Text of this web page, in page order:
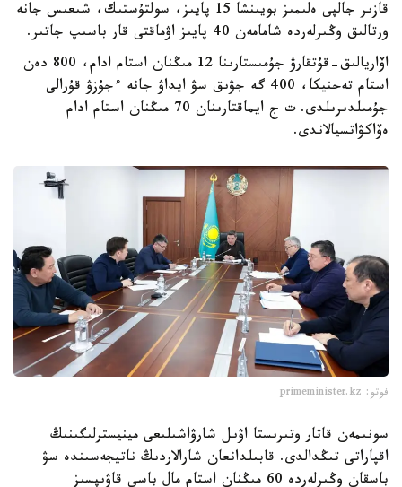
قازىر جالپى ەلىمىز بويىنشا 15 پايىز، سولتۇستىك، شىعىس جانە
ورتالىق وڭىرلەردە شامامەن 40 پايىز اۋماقتى قار باسىپ جاتىر.
اۆاريالىق-قۇتقارۋ جۇمىستارىنا 12 مىڭنان استام ادام، 800 دەن
استام تەحنيكا، 400 گە جۋىق سۋ ايداۋ جانە ءجۇزۋ قۇرالى
جۇمىلدىرىلدى. ت ج ايماقتارىنان 70 مىڭنان استام ادام
ەۆاكۋاتسيالاندى.
فوتو: primeminister.kz
سونىمەن قاتار وتىرىستا اۋىل شارۋاشىلىعى مينيسترلىگىنىڭ
اقپاراتى تىڭدالدى. قابىلدانعان شارالاردىڭ ناتيجەسىندە سۋ
باسقان وڭىرلەردە 60 مىڭنان استام مال باسى قاۋىپسىز